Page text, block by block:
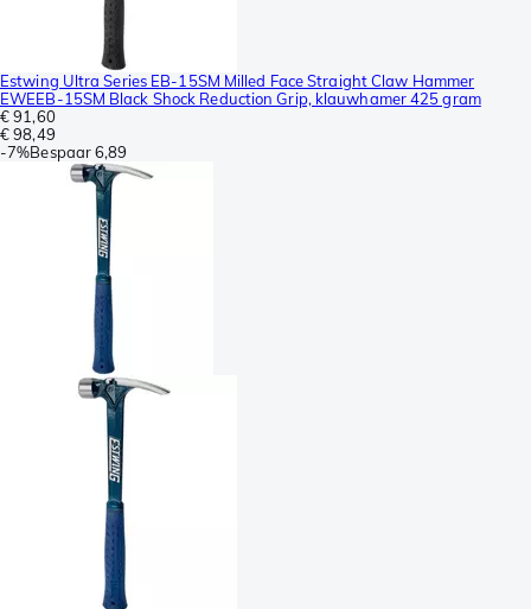
Estwing Ultra Series EB-15SM Milled Face Straight Claw Hammer
EWEEB-15SM Black Shock Reduction Grip, klauwhamer 425 gram
€ 91,60
€ 98,49
-7%Bespaar6,89